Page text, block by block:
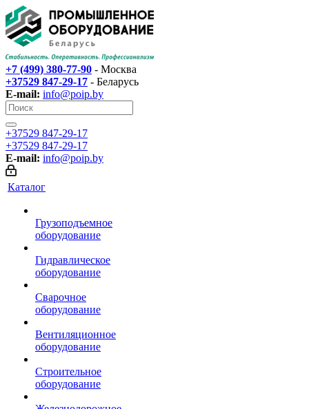
+7 (499) 380-77-90 - Москва
+37529 847-29-17‬ - Беларусь
E-mail: info@poip.by
+37529 847-29-17‬
+37529 847-29-17‬
E-mail: info@poip.by
Каталог
Грузоподъемное
оборудование
Гидравлическое
оборудование
Сварочное
оборудование
Вентиляционное
оборудование
Строительное
оборудование